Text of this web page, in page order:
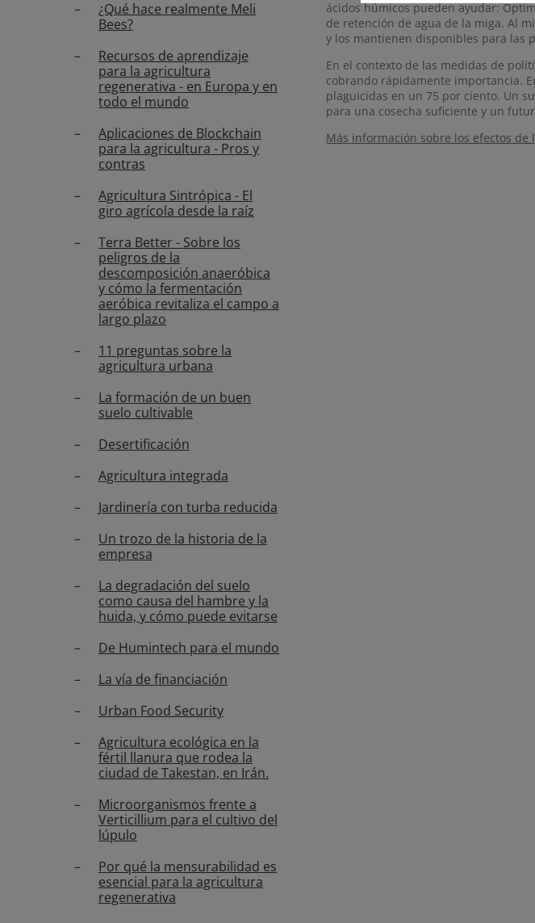
¿Qué hace realmente Meli
Bees?
Recursos de aprendizaje
para la agricultura
regenerativa - en Europa y en
todo el mundo
Aplicaciones de Blockchain
para la agricultura - Pros y
contras
Agricultura Sintrópica - El
giro agrícola desde la raíz
Terra Better - Sobre los
peligros de la
descomposición anaeróbica
y cómo la fermentación
aeróbica revitaliza el campo a
largo plazo
11 preguntas sobre la
agricultura urbana
La formación de un buen
suelo cultivable
Desertificación
Agricultura integrada
Jardinería con turba reducida
Un trozo de la historia de la
empresa
La degradación del suelo
como causa del hambre y la
huida, y cómo puede evitarse
De Humintech para el mundo
La vía de financiación
Urban Food Security
Agricultura ecológica en la
fértil llanura que rodea la
ciudad de Takestan, en Irán.
Microorganismos frente a
Verticillium para el cultivo del
lúpulo
Por qué la mensurabilidad es
esencial para la agricultura
regenerativa
ácidos húmicos pueden ayudar:
de retención de agua de la miga. Al
y los mantienen disponibles para las
En el contexto de las medidas de
cobrando rápidamente importancia.
plaguicidas en un 75 por ciento. Un
para una cosecha suficiente y un
Más información sobre los efectos